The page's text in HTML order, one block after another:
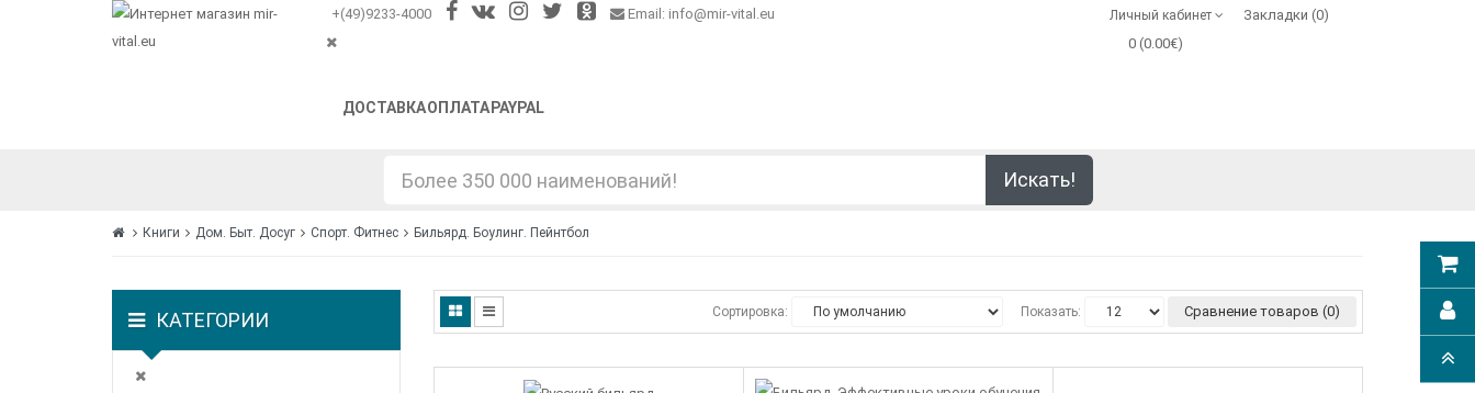
+(49)9233-4000 Email: info@mir-vital.eu Личный кабинет Закладки (0)
ДОСТАВКАОПЛАТА PAYPAL
0 (0.00€)
Искать!
Книги Дом. Быт. Досуг Спорт. Фитнес Бильярд. Боулинг. Пейнтбол
КАТЕГОРИИ Сортировка: Показать: Сравнение товаров (0)